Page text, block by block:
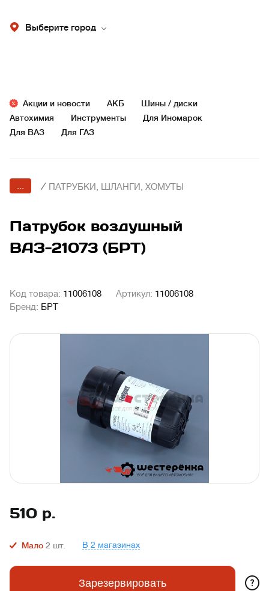
Выберите город
Акции и новости АКБ
Шины / диски
Автохимия
Инструменты
Для Иномарок
Для ВАЗ
Для ГАЗ
... / ПАТРУБКИ, ШЛАНГИ, ХОМУТЫ
Патрубок воздушный
ВАЗ-21073 (БРТ)
Код товара: 11006108 Артикул: 11006108
Бренд: БРТ
510 р.
Мало 2 шт. В 2 магазинах
Зарезервировать ?